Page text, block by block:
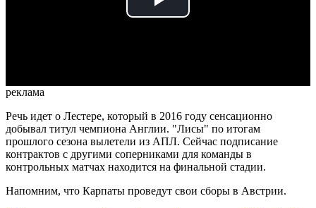
Play
реклама
Речь идет о Лестере, который в 2016 году сенсационно
добывал титул чемпиона Англии. "Лисы" по итогам
прошлого сезона вылетели из АПЛ. Сейчас подписание
контрактов с другими соперниками для команды в
контрольных матчах находится на финальной стадии.
Напомним, что Карпаты проведут свои сборы в Австрии.